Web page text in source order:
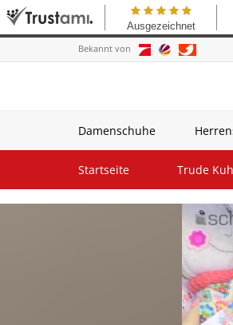
Bekannt von
Damenschuhe
Startseite Trude Kuh